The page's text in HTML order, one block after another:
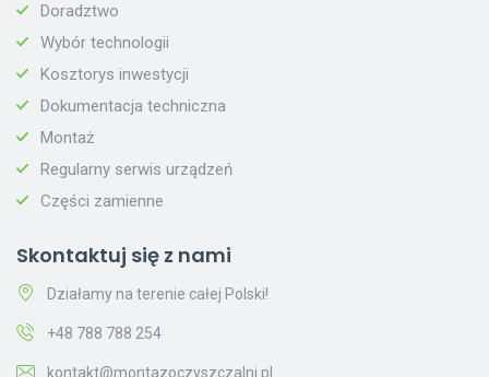
Doradztwo
Wybór technologii
Kosztorys inwestycji
Dokumentacja techniczna
Montaż
Regularny serwis urządzeń
Części zamienne
Skontaktuj się z nami
Działamy na terenie całej Polski!
+48 788 788 254
kontakt@montazoczyszczalni.pl